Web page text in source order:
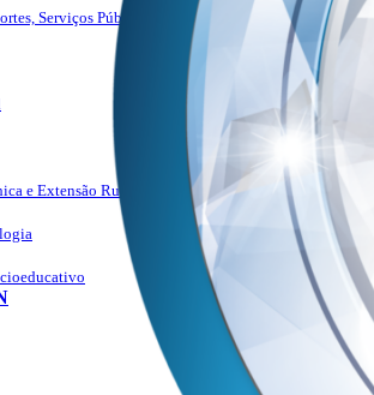
Serviços Públicos
e Extensão Rural